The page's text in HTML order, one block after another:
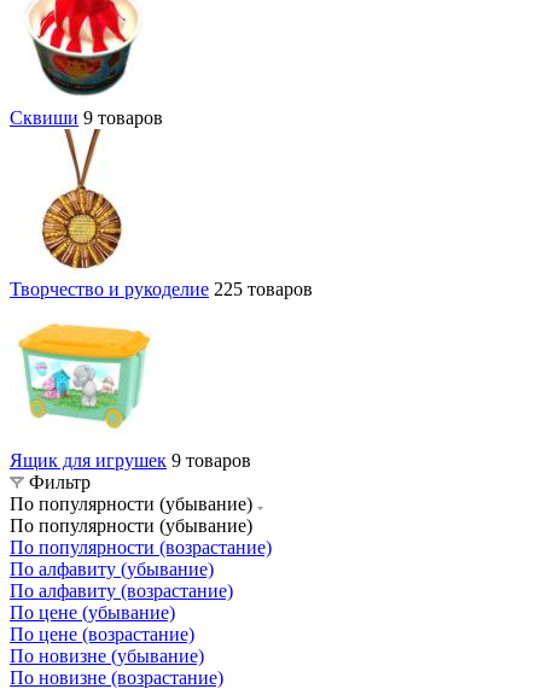
Сквиши 9 товаров
Творчество и рукоделие 225 товаров
Ящик для игрушек 9 товаров
Фильтр
По популярности (убывание)
По популярности (убывание)
По популярности (возрастание)
По алфавиту (убывание)
По алфавиту (возрастание)
По цене (убывание)
По цене (возрастание)
По новизне (убывание)
По новизне (возрастание)